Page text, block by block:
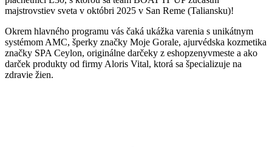
majstrovstiev sveta v októbri 2025 v San Reme (Taliansku)!
Okrem hlavného programu vás čaká ukážka varenia s unikátnym
systémom AMC, šperky značky Moje Gorale, ajurvédska kozmetika
značky SPA Ceylon, originálne darčeky z eshopzenyvmeste a ako
darček produkty od firmy Aloris Vital, ktorá sa špecializuje na
zdravie žien.